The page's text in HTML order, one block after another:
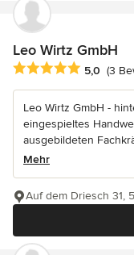
Leo Wirtz GmbH
Durchschnittliche
5,0 (3
Leo Wirtz GmbH -
eingespieltes
ausgebildeten
Mehr
Auf dem Driesch 31,